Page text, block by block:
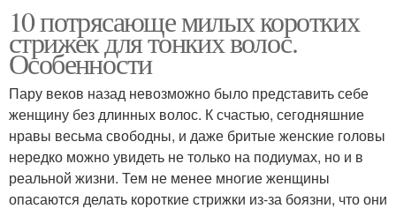
10 потрясающе милых коротких
стрижек для тонких волос.
Особенности
Пару веков назад невозможно было представить себе
женщину без длинных волос. К счастью, сегодняшние
нравы весьма свободны, и даже бритые женские головы
нередко можно увидеть не только на подиумах, но и в
реальной жизни. Тем не менее многие женщины
опасаются делать короткие стрижки из-за боязни, что они